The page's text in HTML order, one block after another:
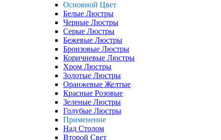
Основной Цвет
Белые Люстры
Черные Люстры
Серые Люстры
Бежевые Люстры
Бронзовые Люстры
Коричневые Люстры
Хром Люстры
Золотые Люстры
Оранжевые Желтые
Красные Розовые
Зеленые Люстры
Голубые Люстры
Применение
Над Столом
Второй Свет